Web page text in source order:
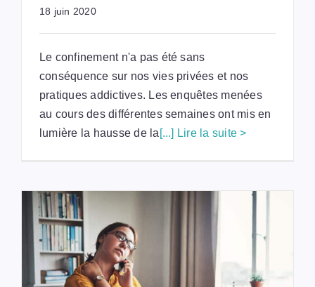
18 juin 2020
Le confinement n'a pas été sans
conséquence sur nos vies privées et nos
pratiques addictives. Les enquêtes menées
au cours des différentes semaines ont mis en
lumière la hausse de la [...] Lire la suite >